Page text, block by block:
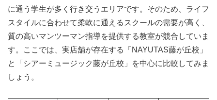
に通う学生が多く行き交うエリアです。そのため、ライフ
スタイルに合わせて柔軟に通えるスクールの需要が高く、
質の高いマンツーマン指導を提供する教室が競合していま
す。ここでは、実店舗が存在する「NAYUTAS藤が丘校」
と「シアーミュージック藤が丘校」を中心に比較してみま
しょう。